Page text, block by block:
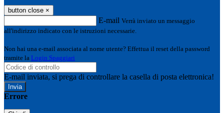
button close ×
E-mail Verrà inviato un messaggio
all'indirizzo indicato con le istruzioni necessarie.
Non hai una e-mail associata al nome utente? Effettua il reset della password
tramite la Login Spaggiari
E-mail inviata, si prega di controllare la casella di posta elettronica!
Errore